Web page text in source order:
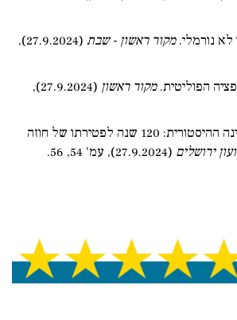
לא נורמלי.מקור ראשון - שבת
(27.9.2024),
הפוליטית.מקור ראשון
(27.9.2024),
אקרמן, אדם. הפינה ההיסטורית: 120 שנה לפטירתו של חוזה
ירושלים (27.9.2024), עמ' 54, 56.